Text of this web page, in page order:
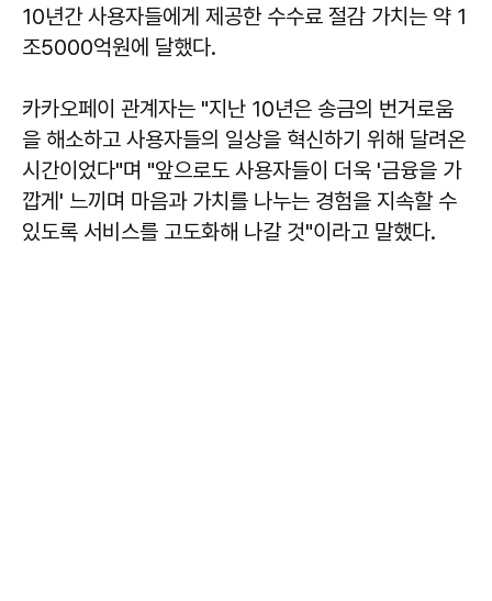
10년간 사용자들에게 제공한 수수료 절감 가치는 약 1
조5000억원에 달했다.
카카오페이 관계자는 "지난 10년은 송금의 번거로움
을 해소하고 사용자들의 일상을 혁신하기 위해 달려온
시간이었다"며 "앞으로도 사용자들이 더욱 '금융을 가
깝게' 느끼며 마음과 가치를 나누는 경험을 지속할 수
있도록 서비스를 고도화해 나갈 것"이라고 말했다.